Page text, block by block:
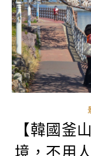
【韓國釜
境，不用